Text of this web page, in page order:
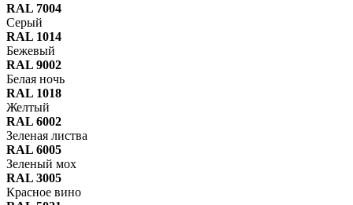
RAL 7004
Серый
RAL 1014
Бежевый
RAL 9002
Белая ночь
RAL 1018
Желтый
RAL 6002
Зеленая листва
RAL 6005
Зеленый мох
RAL 3005
Красное вино